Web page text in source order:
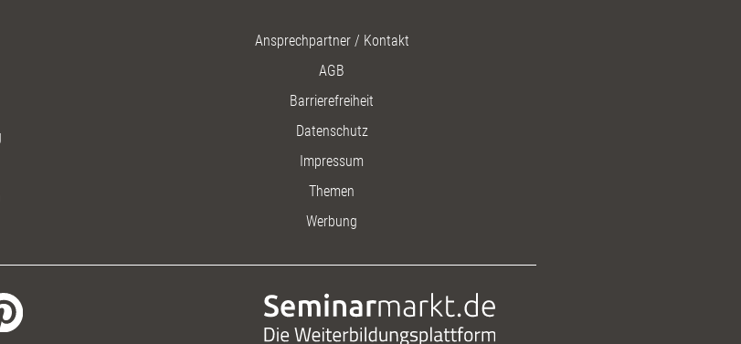
Ansprechpartner / Kontakt
AGB
Barrierefreiheit
Datenschutz
Impressum
Themen
Werbung